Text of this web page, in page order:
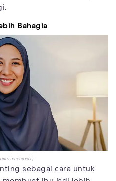
Bahagia
tirachardz)
sebagai cara untuk